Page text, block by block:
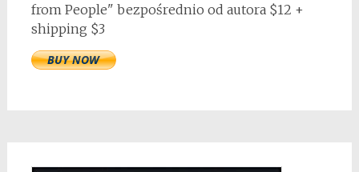
from People" bezpośrednio od autora $12 +
shipping $3